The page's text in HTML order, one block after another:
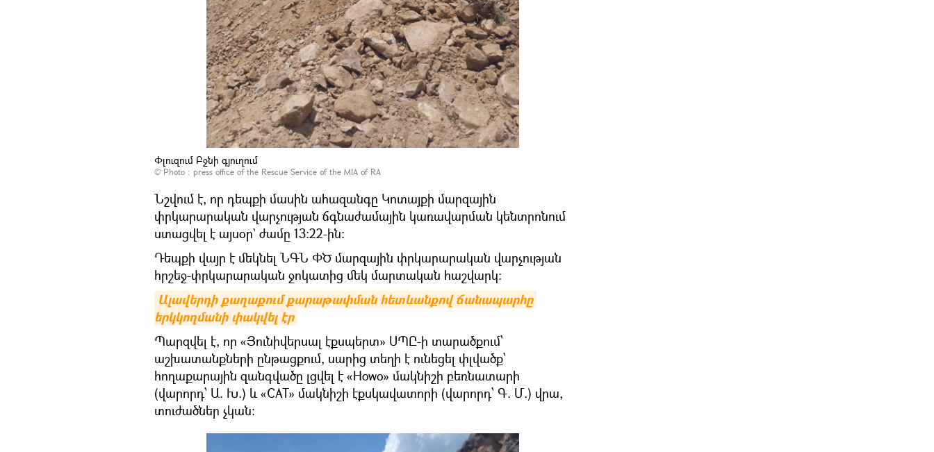
Փլուզում Բջնի գյուղում
© Photo : press office of the Rescue Service of the MIA of RA
Նշվում է, որ դեպքի մասին ահազանգը Կոտայքի մարզային
փրկարարական վարչության ճգնաժամային կառավարման կենտրոնում
ստացվել է այսօր` ժամը 13:22-ին:
Դեպքի վայր է մեկնել ՆԳՆ ՓԾ մարզային փրկարարական վարչության
հրշեջ-փրկարարական ջոկատից մեկ մարտական հաշվարկ։
Ալավերդի քաղաքում քարաթափման հետևանքով ճանապարհը
երկկողմանի փակվել էր
Պարզվել է, որ «Յունիվերսալ էքսպերտ» ՍՊԸ-ի տարածքում՝
աշխատանքների ընթացքում, սարից տեղի է ունեցել փլվածք՝
հողաքարային զանգվածը լցվել է «Howo» մակնիշի բեռնատարի
(վարորդ՝ Ա. Խ.) և «CAT» մակնիշի էքսկավատորի (վարորդ՝ Գ. Մ.) վրա,
տուժածներ չկան: